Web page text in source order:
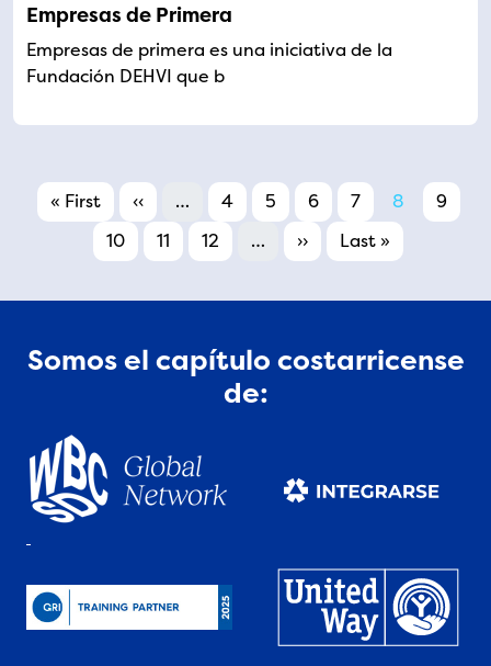
Empresas de Primera
Empresas de primera es una iniciativa de la
Fundación DEHVI que b
Pagination
First page
« First Previous page
‹‹ … Page
4 Page
5 Page
6 Page
7 Page
8 Page
9
Page
10 Page
11 Page
12 … Next page
›› Last page
Last »
Somos el capítulo costarricense
de: